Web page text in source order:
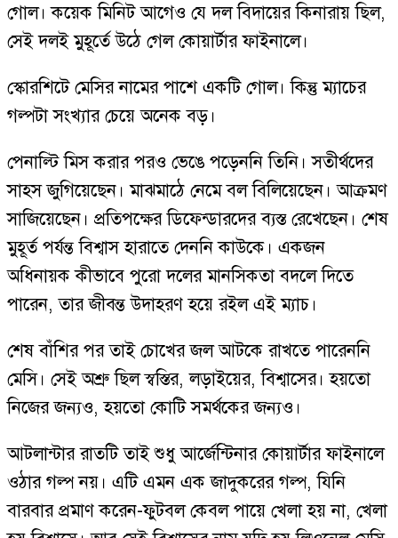
গোল। কয়েক মিনিট আগেও যে দল বিদায়ের কিনারায় ছিল,
সেই দলই মুহূর্তে উঠে গেল কোয়ার্টার ফাইনালে।
স্কোরশিটে মেসির নামের পাশে একটি গোল। কিন্তু ম্যাচের
গল্পটা সংখ্যার চেয়ে অনেক বড়।
পেনাল্টি মিস করার পরও ভেঙে পড়েননি তিনি। সতীর্থদের
সাহস জুগিয়েছেন। মাঝমাঠে নেমে বল বিলিয়েছেন। আক্রমণ
সাজিয়েছেন। প্রতিপক্ষের ডিফেন্ডারদের ব্যস্ত রেখেছেন। শেষ
মুহূর্ত পর্যন্ত বিশ্বাস হারাতে দেননি কাউকে। একজন
অধিনায়ক কীভাবে পুরো দলের মানসিকতা বদলে দিতে
পারেন, তার জীবন্ত উদাহরণ হয়ে রইল এই ম্যাচ।
শেষ বাঁশির পর তাই চোখের জল আটকে রাখতে পারেননি
মেসি। সেই অশ্রু ছিল স্বস্তির, লড়াইয়ের, বিশ্বাসের। হয়তো
নিজের জন্যও, হয়তো কোটি সমর্থকের জন্যও।
আটলান্টার রাতটি তাই শুধু আর্জেন্টিনার কোয়ার্টার ফাইনালে
ওঠার গল্প নয়। এটি এমন এক জাদুকরের গল্প, যিনি
বারবার প্রমাণ করেন-ফুটবল কেবল পায়ে খেলা হয় না, খেলা